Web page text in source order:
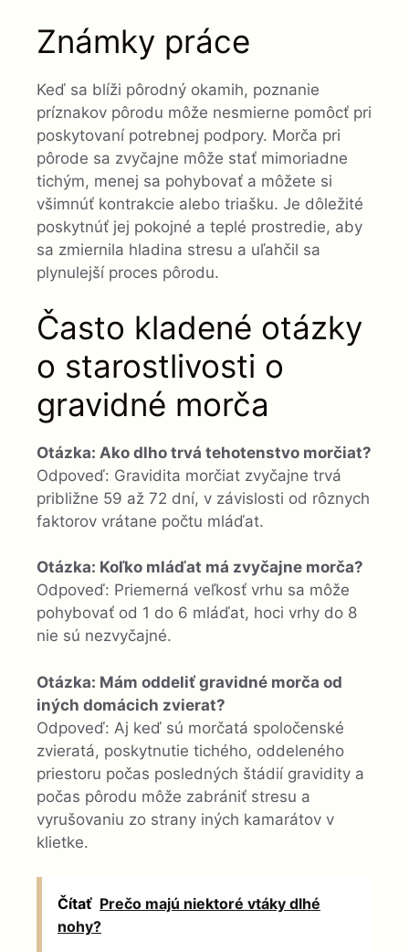
Známky práce
Keď sa blíži pôrodný okamih, poznanie
príznakov pôrodu môže nesmierne pomôcť pri
poskytovaní potrebnej podpory. Morča pri
pôrode sa zvyčajne môže stať mimoriadne
tichým, menej sa pohybovať a môžete si
všimnúť kontrakcie alebo triašku. Je dôležité
poskytnúť jej pokojné a teplé prostredie, aby
sa zmiernila hladina stresu a uľahčil sa
plynulejší proces pôrodu.
Často kladené otázky
o starostlivosti o
gravidné morča
Otázka: Ako dlho trvá tehotenstvo morčiat?
Odpoveď: Gravidita morčiat zvyčajne trvá
približne 59 až 72 dní, v závislosti od rôznych
faktorov vrátane počtu mláďat.
Otázka: Koľko mláďat má zvyčajne morča?
Odpoveď: Priemerná veľkosť vrhu sa môže
pohybovať od 1 do 6 mláďat, hoci vrhy do 8
nie sú nezvyčajné.
Otázka: Mám oddeliť gravidné morča od
iných domácich zvierat?
Odpoveď: Aj keď sú morčatá spoločenské
zvieratá, poskytnutie tichého, oddeleného
priestoru počas posledných štádií gravidity a
počas pôrodu môže zabrániť stresu a
vyrušovaniu zo strany iných kamarátov v
klietke.
Čítať Prečo majú niektoré vtáky dlhé
nohy?